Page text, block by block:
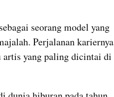
seorang model yang
Perjalanan kariernya
artis yang paling dicintai di